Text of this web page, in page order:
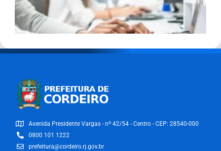
Avenida Presidente Vargas - nº 42/54 - Centro - CEP: 28540-000
0800 101 1222
prefeitura@cordeiro.rj.gov.br